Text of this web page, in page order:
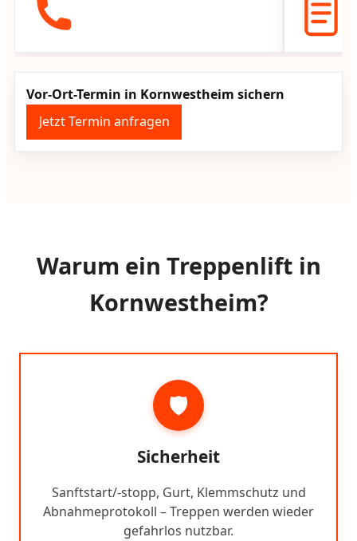
Vor-Ort-Termin in Kornwestheim sichern
Jetzt Termin anfragen
Warum ein Treppenlift in
Kornwestheim?
🛡️
Sicherheit
Sanftstart/-stopp, Gurt, Klemmschutz und
Abnahmeprotokoll – Treppen werden wieder
gefahrlos nutzbar.